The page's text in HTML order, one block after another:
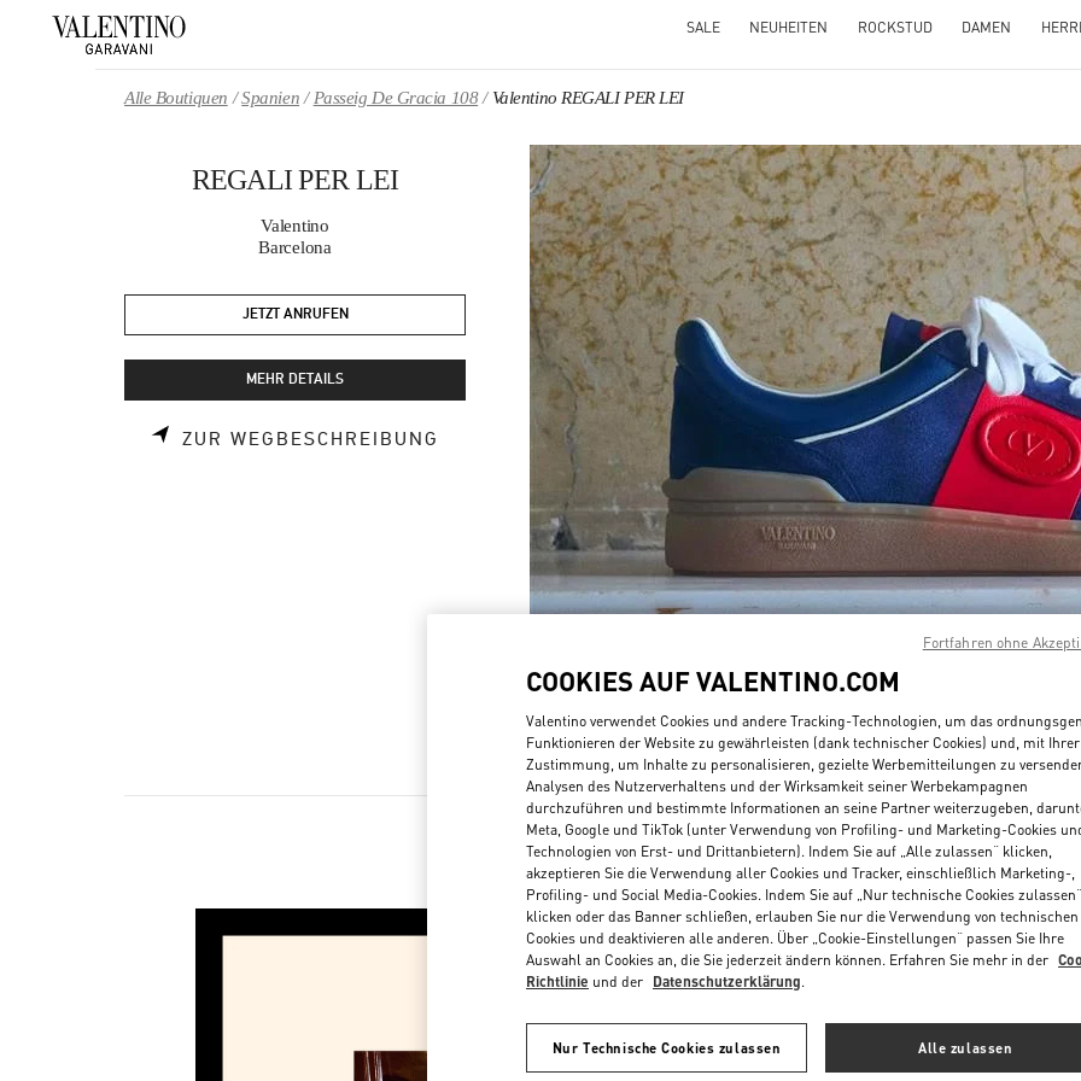
SALE NEUHEITEN ROCKSTUD DAMEN
Alle Boutiquen Spanien Passeig De Gracia 108 Valentino REGALI PER LEI
REGALI PER LEI
Valentino
Barcelona
JETZT ANRUFEN
MEHR DETAILS
ZUR WEGBESCHREIBUNG LINK OPENS IN NEW TAB
ENTDECKEN SIE
Link
NEUHEITEN
COOKIES AUF VALENTINO.COM
Valentino verwendet Cookies und andere Tracking-Technologien, um das
Funktionieren der Website zu gewährleisten (dank technischer Cookies) und, mit Ihrer
Zustimmung, um Inhalte zu personalisieren, gezielte Werbemitteilungen zu
Analysen des Nutzerverhaltens und der Wirksamkeit seiner Werbekampagnen
durchzuführen und bestimmte Informationen an seine Partner weiterzugeben,
Meta, Google und TikTok (unter Verwendung von Profiling- und Marketing-Cookies
Technologien von Erst- und Drittanbietern). Indem Sie auf „Alle zulassen“ klicken,
akzeptieren Sie die Verwendung aller Cookies und Tracker, einschließlich Marketing-,
Profiling- und Social Media-Cookies. Indem Sie auf „Nur technische Cookies zulassen“
klicken oder das Banner schließen, erlauben Sie nur die Verwendung von technischen
Cookies und deaktivieren alle anderen. Über „Cookie-Einstellungen“ passen Sie Ihre
Auswahl an Cookies an, die Sie jederzeit ändern können. Erfahren Sie mehr in der
Richtlinie und der Datenschutzerklärung.
Nur Technische Cookies zulassen Alle zulassen
Fortfahren ohne